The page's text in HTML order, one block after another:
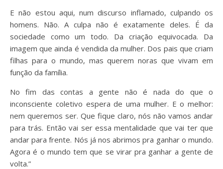
E não estou aqui, num discurso inflamado, culpando os
homens. Não. A culpa não é exatamente deles. É da
sociedade como um todo. Da criação equivocada. Da
imagem que ainda é vendida da mulher. Dos pais que criam
filhas para o mundo, mas querem noras que vivam em
função da família.
No fim das contas a gente não é nada do que o
inconsciente coletivo espera de uma mulher. E o melhor:
nem queremos ser. Que fique claro, nós não vamos andar
para trás. Então vai ser essa mentalidade que vai ter que
andar para frente. Nós já nos abrimos pra ganhar o mundo.
Agora é o mundo tem que se virar pra ganhar a gente de
volta.”